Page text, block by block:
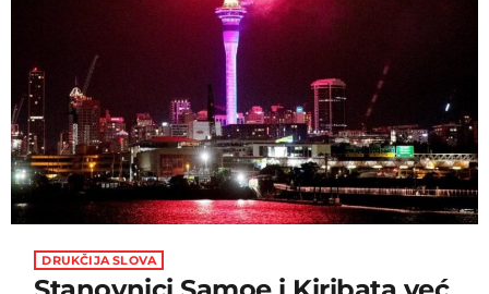
DRUKČIJA SLOVA